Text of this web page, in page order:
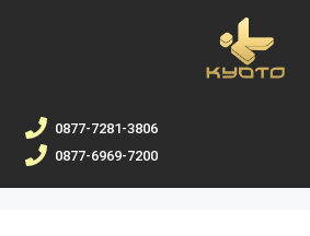
0877-7281-3806
0877-6969-7200